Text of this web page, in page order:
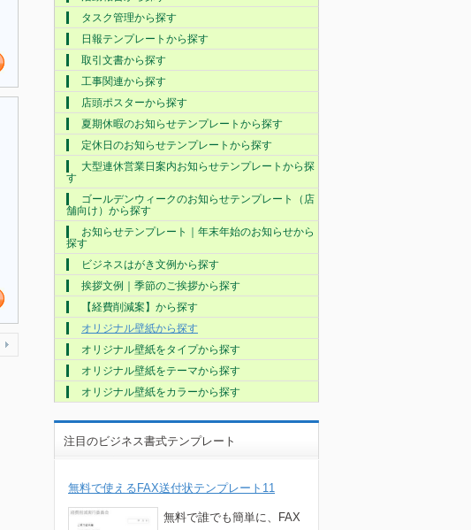
タスク管理から探す
日報テンプレートから探す
取引文書から探す
工事関連から探す
店頭ポスターから探す
夏期休暇のお知らせテンプレートから探す
定休日のお知らせテンプレートから探す
大型連休営業日案内お知らせテンプレートから探
す
ゴールデンウィークのお知らせテンプレート（店
舗向け）から探す
お知らせテンプレート｜年末年始のお知らせから
探す
ビジネスはがき文例から探す
挨拶文例｜季節のご挨拶から探す
【経費削減案】から探す
オリジナル壁紙から探す
オリジナル壁紙をタイプから探す
オリジナル壁紙をテーマから探す
オリジナル壁紙をカラーから探す
注目のビジネス書式テンプレート
無料で使えるFAX送付状テンプレート11
無料で誰でも簡単に、FAX